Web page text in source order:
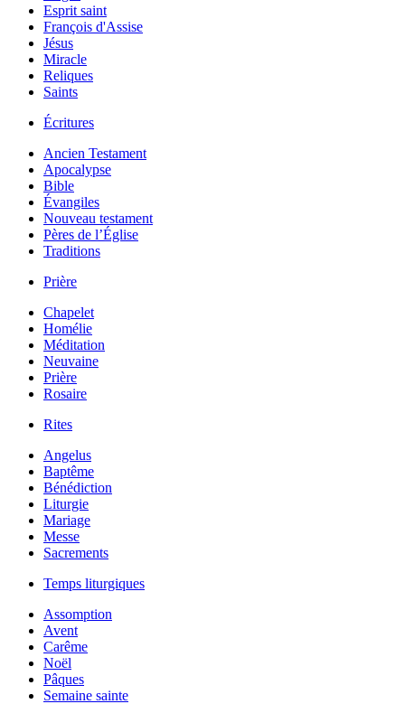
Esprit saint
François d'Assise
Jésus
Miracle
Reliques
Saints
Écritures
Ancien Testament
Apocalypse
Bible
Évangiles
Nouveau testament
Pères de l’Église
Traditions
Prière
Chapelet
Homélie
Méditation
Neuvaine
Prière
Rosaire
Rites
Angelus
Baptême
Bénédiction
Liturgie
Mariage
Messe
Sacrements
Temps liturgiques
Assomption
Avent
Carême
Noël
Pâques
Semaine sainte